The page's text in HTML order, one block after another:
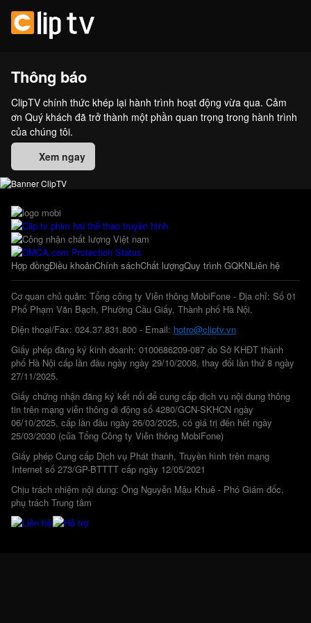
Thông báo
ClipTV chính thức khép lại hành trình hoạt động vừa qua. Cảm
ơn Quý khách đã trở thành một phần quan trọng trong hành trình
của chúng tôi.
Xem ngay
Hợp đồngĐiều khoảnChính sáchChất lượngQuy trình GQKNLiên hệ
Cơ quan chủ quản: Tổng công ty Viễn thông MobiFone - Địa chỉ: Số 01
Phố Phạm Văn Bạch, Phường Cầu Giấy, Thành phố Hà Nội.
Điện thoại/Fax: 024.37.831.800 - Email: hotro@cliptv.vn
Giấy phép đăng ký kinh doanh: 0100686209-087 do Sở KHĐT thành
phố Hà Nội cấp lần đầu ngày ngày 29/10/2008, thay đổi lần thứ 8 ngày
27/11/2025.
Giấy chứng nhận đăng ký kết nối để cung cấp dịch vụ nội dung thông
tin trên mạng viễn thông di động số 4280/GCN-SKHCN ngày
06/10/2025, cấp lần đầu ngày 26/03/2025, có giá trị đến hết ngày
25/03/2030 (của Tổng Công ty Viễn thông MobiFone)
Giấy phép Cung cấp Dịch vụ Phát thanh, Truyền hình trên mạng
Internet số 273/GP-BTTTT cấp ngày 12/05/2021
Chịu trách nhiệm nội dung: Ông Nguyễn Mậu Khuê - Phó Giám đốc,
phụ trách Trung tâm